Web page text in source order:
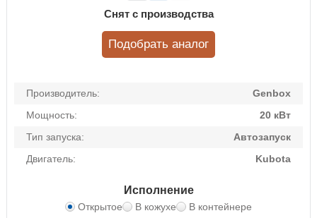
Производитель:
Genbox
Мощность:
20 кВт
Тип запуска:
Автозапуск
Двигатель:
Kubota
Исполнение
Открытое В кожухе В контейнере
Снят с производства
Подобрать аналог